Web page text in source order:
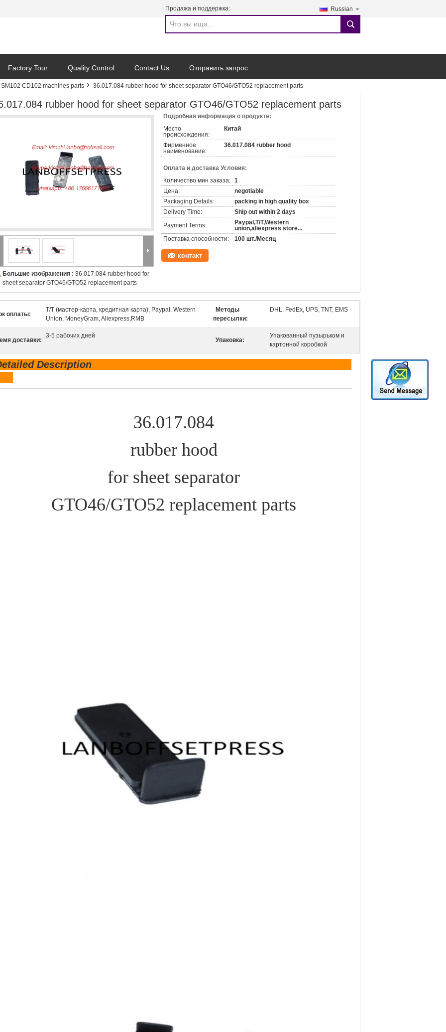
Продажа и поддержка: Russian
search
Factory Tour Quality Control Contact Us Отправить запрос
CD102 machines parts 36.017.084 rubber hood for sheet separator GTO46/GTO52 replacement parts
rubber hood for sheet separator GTO46/GTO52 replacement parts
Большие изображения : 36.017.084 rubber hood for
sheet separator GTO46/GTO52 replacement parts
Подробная информация о продукте:
Место
происхождения:
Китай
Фирменное
наименование:
36.017.084 rubber hood
Оплата и доставка Условия:
Количество мин заказа: 1
Цена:
negotiable
Packaging Details:
packing in high quality box
Delivery Time:
Ship out within 2 days
Payment Terms:
Paypal,T/T,Western
union,aliexpress store...
Поставка способности:
100 шт./Месяц
контакт
оплаты:
T/T (мастер-карта, кредитная карта), Paypal, Western
Union, MoneyGram, Aliexpress,RMB
Методы
пересылки:
DHL, FedEx, UPS, TNT, EMS
доставки:
3-5 рабочих дней
Упаковка:
Упакованный пузырьком и
картонной коробкой
Description
36.017.084
rubber hood
for sheet separator
GTO46/GTO52 replacement parts